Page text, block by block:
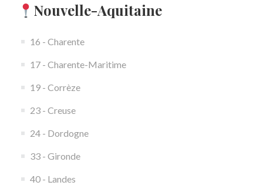
Nouvelle-Aquitaine
16 - Charente
17 - Charente-Maritime
19 - Corrèze
23 - Creuse
24 - Dordogne
33 - Gironde
40 - Landes